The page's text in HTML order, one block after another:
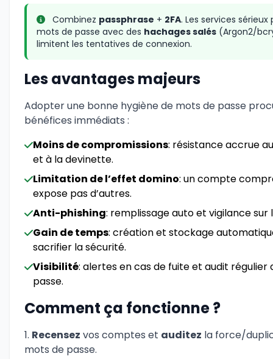
Combinez passphrase + 2FA. Les services
mots de passe avec des hachages salés (Argon2/
limitent les tentatives de connexion.
Les avantages majeurs
Adopter une bonne hygiène de mots de passe
bénéfices immédiats :
Moins de compromissions: résistance accrue
et à la devinette.
Limitation de l’effet domino: un compte
expose pas d’autres.
Anti-phishing: remplissage auto et vigilance sur
Gain de temps: création et stockage
sacrifier la sécurité.
Visibilité: alertes en cas de fuite et audit régulier
passe.
Comment ça fonctionne ?
Recensez vos comptes et auditez la force/
mots de passe.